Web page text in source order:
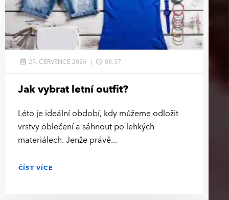
Jak vybrat letní outfit?
Léto je ideální období, kdy můžeme odložit
vrstvy oblečení a sáhnout po lehkých
materiálech. Jenže právě
ČÍST VÍCE
29. ČERVENCE 2026 08:37